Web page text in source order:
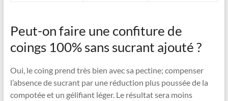
Peut-on faire une confiture de
coings 100% sans sucrant ajouté ?
Oui, le coing prend très bien avec sa pectine; compenser
l’absence de sucrant par une réduction plus poussée de la
compotée et un gélifiant léger. Le résultat sera moins